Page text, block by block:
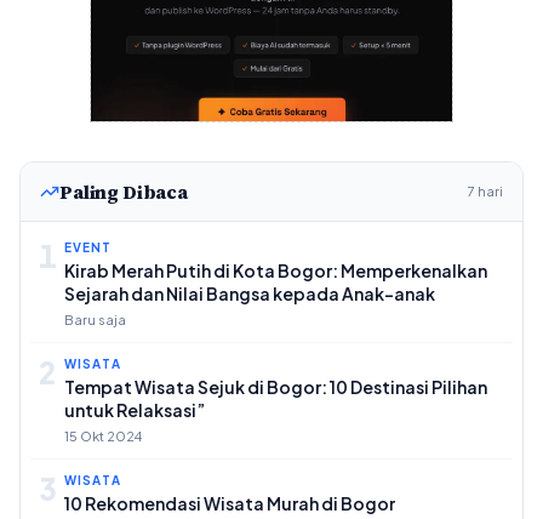
Paling Dibaca 7 hari
1 EVENT
Kirab Merah Putih di Kota Bogor: Memperkenalkan
Sejarah dan Nilai Bangsa kepada Anak-anak
Baru saja
2 WISATA
Tempat Wisata Sejuk di Bogor: 10 Destinasi Pilihan
untuk Relaksasi”
15 Okt 2024
3 WISATA
10 Rekomendasi Wisata Murah di Bogor